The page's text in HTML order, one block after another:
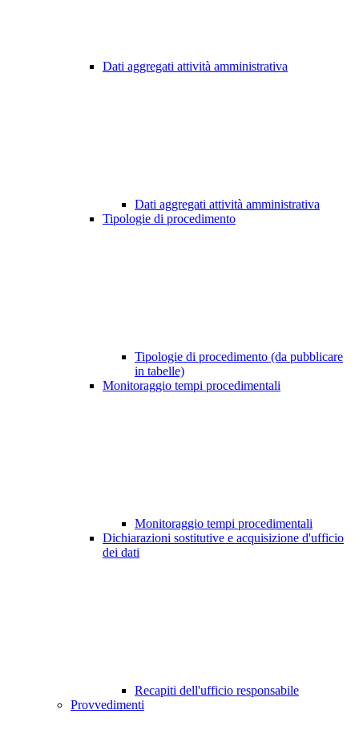
Dati aggregati attività amministrativa
Dati aggregati attività amministrativa
Tipologie di procedimento
Tipologie di procedimento (da pubblicare
in tabelle)
Monitoraggio tempi procedimentali
Monitoraggio tempi procedimentali
Dichiarazioni sostitutive e acquisizione d'ufficio
dei dati
Recapiti dell'ufficio responsabile
Provvedimenti